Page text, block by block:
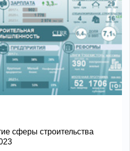
сферы строительства